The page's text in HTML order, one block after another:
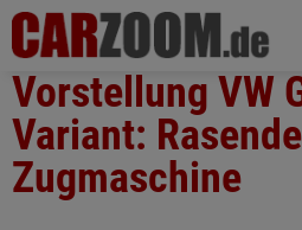
Vorstellung VW
Variant: Rasende
Zugmaschine